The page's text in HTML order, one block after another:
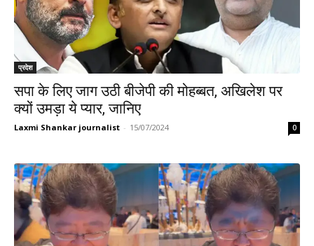
प्रदेश
सपा के लिए जाग उठी बीजेपी की मोहब्बत, अखिलेश पर
क्यों उमड़ा ये प्यार, जानिए
Laxmi Shankar journalist - 15/07/2024 0